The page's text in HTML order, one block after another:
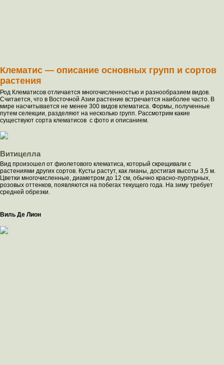
Клематис — описание основных групп и сортов
растения
Род Клематисов отличается многочисленностью и разнообразием видов.
Считается, что в Восточной Азии растение встречается наиболее часто. В
мире насчитывается не менее 300 видов клематиса. Формы, полученные
путем селекции, разделяют на несколько групп. Рассмотрим какие
существуют сорта клематисов с фото и описанием.
Витицелла
Вид произошел от фиолетового клематиса, который скрещивали с
растениями других сортов. Кусты растут, как лианы, достигая высоты 3,5 м.
Цветки многочисленные, диаметром до 12 см, обычно красно-пурпурных,
розовых оттенков, появляются на побегах текущего года. На зиму требует
средней обрезки.
Виль Де Лион